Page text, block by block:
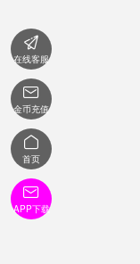

在线客服

金币充值

首页

APP下载